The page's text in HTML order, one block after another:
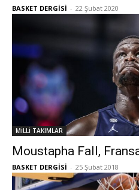
BASKET DERGİSİ - 22 Şubat 2020
MİLLİ TAKIMLAR
Moustapha Fall,
BASKET DERGİSİ - 25 Şubat 2018